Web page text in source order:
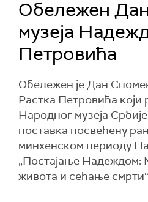
Обележен
музеја
Петровића
Обележен је Дан
Растка Петровића који
Народног музеја
поставка посвећену
минхенском периоду
„Постајање Надеждом:
живота и сећање